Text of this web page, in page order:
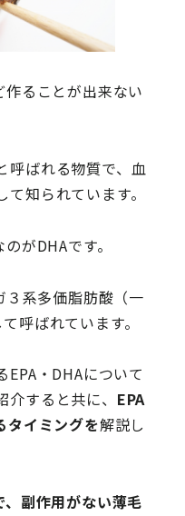
作ることが出来ない
呼ばれる物質で、血
知られています。
がDHAです。
３系多価脂肪酸（一
呼ばれています。
・DHAについて
すると共に、 EPA
タイミングを解説し
副作用がない薄毛